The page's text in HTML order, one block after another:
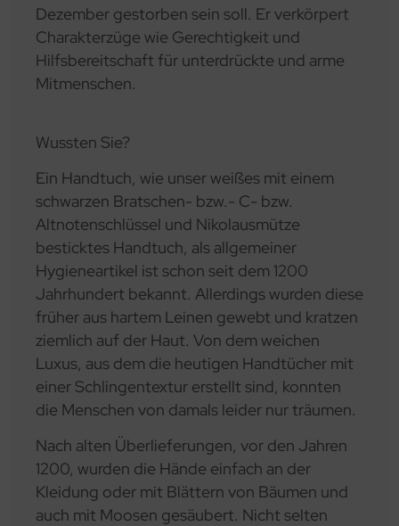
Dezember gestorben sein soll. Er verkörpert
Charakterzüge wie Gerechtigkeit und
Hilfsbereitschaft für unterdrückte und arme
Mitmenschen.
Wussten Sie?
Ein Handtuch, wie unser weißes mit einem
schwarzen Bratschen- bzw.- C- bzw.
Altnotenschlüssel und Nikolausmütze
besticktes Handtuch, als allgemeiner
Hygieneartikel ist schon seit dem 1200
Jahrhundert bekannt. Allerdings wurden diese
früher aus hartem Leinen gewebt und kratzen
ziemlich auf der Haut. Von dem weichen
Luxus, aus dem die heutigen Handtücher mit
einer Schlingentextur erstellt sind, konnten
die Menschen von damals leider nur träumen.
Nach alten Überlieferungen, vor den Jahren
1200, wurden die Hände einfach an der
Kleidung oder mit Blättern von Bäumen und
auch mit Moosen gesäubert. Nicht selten